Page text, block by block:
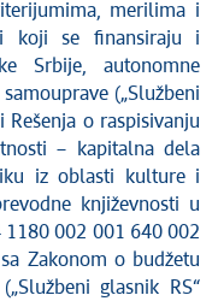
merilima i
koji se finansiraju i
Srbije, autonomne
(„Službeni
o raspisivanju
– kapitalna dela
iz oblasti kulture i
književnosti u
002 001 640 002
Zakonom o budžetu
glasnik RS“